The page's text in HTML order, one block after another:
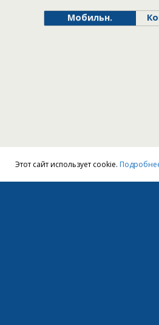
Мобильн.
Этот сайт использует cookie.